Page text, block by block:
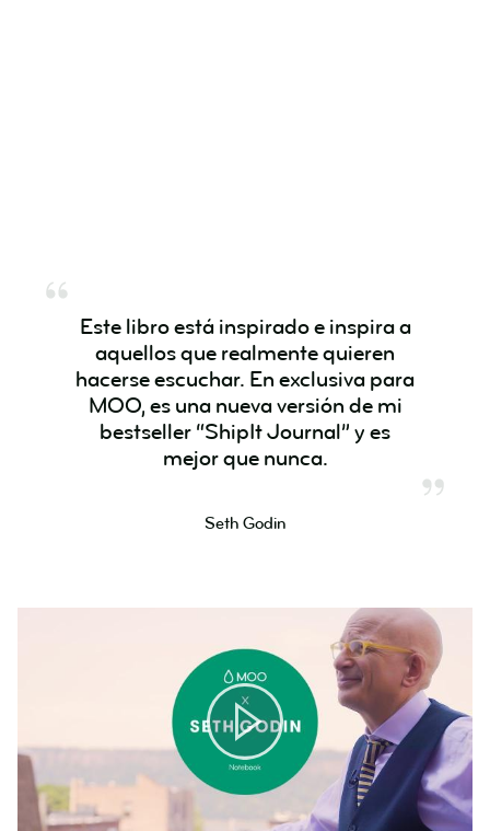
Este libro está inspirado e inspira a
aquellos que realmente quieren
hacerse escuchar. En exclusiva para
MOO, es una nueva versión de mi
bestseller “ShipIt Journal” y es
mejor que nunca.
Seth Godin